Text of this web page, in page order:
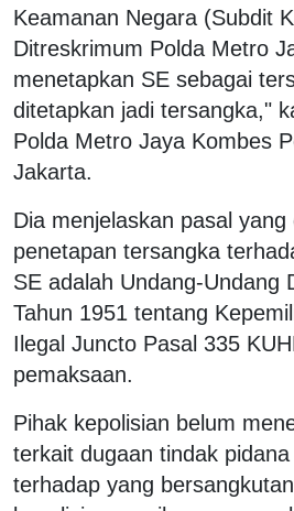
Keamanan Negara (Subdit
Ditreskrimum Polda Metro
menetapkan SE sebagai
ditetapkan jadi tersangka,"
Polda Metro Jaya Kombes
Jakarta.
Dia menjelaskan pasal
penetapan tersangka
SE adalah Undang-Undang
Tahun 1951 tentang
Ilegal Juncto Pasal 335
pemaksaan.
Pihak kepolisian belum
terkait dugaan tindak
terhadap yang